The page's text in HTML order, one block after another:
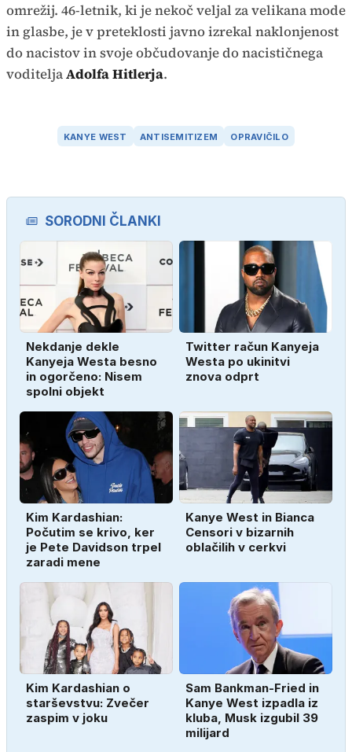
omrežij. 46-letnik, ki je nekoč veljal za velikana mode
in glasbe, je v preteklosti javno izrekal naklonjenost
do nacistov in svoje občudovanje do nacističnega
voditeljaAdolfa Hitlerja.
KANYE WEST ANTISEMITIZEM OPRAVIČILO
SORODNI ČLANKI
Nekdanje dekle
Kanyeja Westa besno
in ogorčeno: Nisem
spolni objekt
Twitter račun Kanyeja
Westa po ukinitvi
znova odprt
Kim Kardashian:
Počutim se krivo, ker
je Pete Davidson trpel
zaradi mene
Kanye West in Bianca
Censori v bizarnih
oblačilih v cerkvi
Kim Kardashian o
starševstvu: Zvečer
zaspim v joku
Sam Bankman-Fried in
Kanye West izpadla iz
kluba, Musk izgubil 39
milijard